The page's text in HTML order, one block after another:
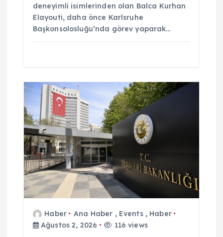
deneyimli isimlerinden olan Balca Kurhan
Elayouti, daha önce Karlsruhe
Başkonsolosluğu’nda görev yaparak…
Haber Ana Haber , Events, Haber
Ağustos 2, 2026
116 views